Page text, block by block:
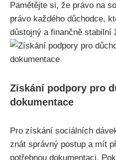
Pamětějte si, že právo na
právo každého důchodce,
důstojný a finančně stabilní
Získání podpory pro
dokumentace
Pro získání sociálních
znát správný postup a mít
potřebnou dokumentaci.